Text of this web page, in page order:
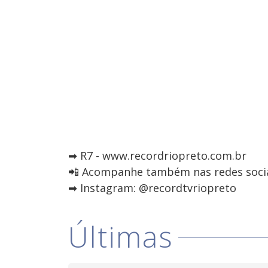
➡ R7 - www.recordriopreto.com.br
📲 Acompanhe também nas redes
➡ Instagram: @recordtvriopreto
Últimas